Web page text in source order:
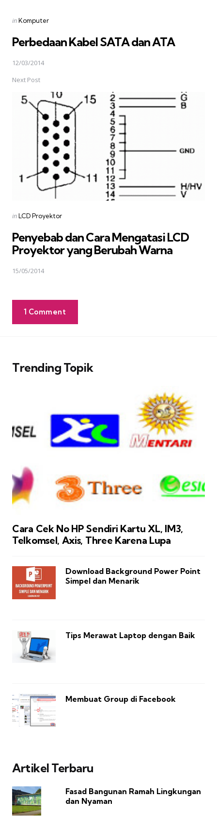
Posted
inKomputer
Perbedaan Kabel SATA dan ATA
12/03/2014
Next Post
Posted
inLCD Proyektor
Penyebab dan Cara Mengatasi LCD
Proyektor yang Berubah Warna
15/05/2014
1 Comment
Trending Topik
Cara Cek No HP Sendiri Kartu XL, IM3,
Telkomsel, Axis, Three Karena Lupa
Download Background Power Point
Simpel dan Menarik
Tips Merawat Laptop dengan Baik
Membuat Group di Facebook
Artikel Terbaru
Fasad Bangunan Ramah Lingkungan
dan Nyaman